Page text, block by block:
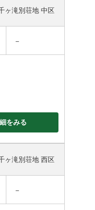
ヶ滝別荘地 中区
－
をみる
ヶ滝別荘地 西区
－